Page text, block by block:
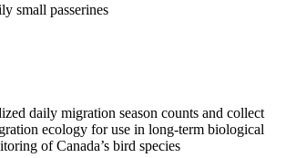
small passerines
daily migration season counts and collect
ecology for use in long-term biological
of Canada’s bird species